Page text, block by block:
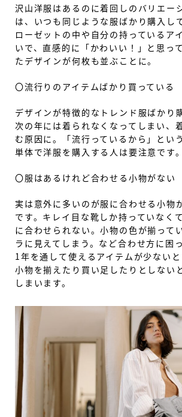
沢山洋服はあるのに着回しのバリエー
は、いつも同じような服ばかり購入し
ローゼットの中や自分の持っているア
いで、直感的に「かわいい！」と思っ
たデザインが何枚も並ぶことに。
〇流行りのアイテムばかり買っている
デザインが特徴的なトレンド服ばかり
次の年には着られなくなってしまい、
む原因に。「流行っているから」とい
単体で洋服を購入する人は要注意です。
〇服はあるけれど合わせる小物がない
実は意外に多いのが服に合わせる小物
です。キレイ目な靴しか持っていなく
に合わせられない。小物の色が揃って
ラに見えてしまう。など合わせ方に困
1年を通して使えるアイテムが少ない
小物を揃えたり買い足したりとしない
しまいます。